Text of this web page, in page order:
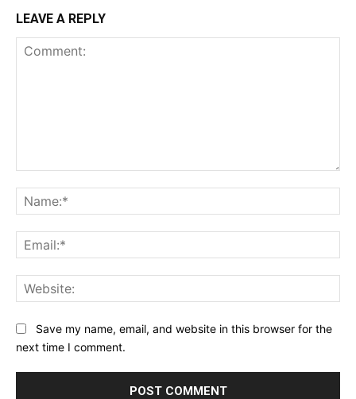
LEAVE A REPLY
Save my name, email, and website in this browser for the
next time I comment.